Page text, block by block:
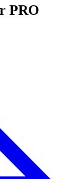
PRO